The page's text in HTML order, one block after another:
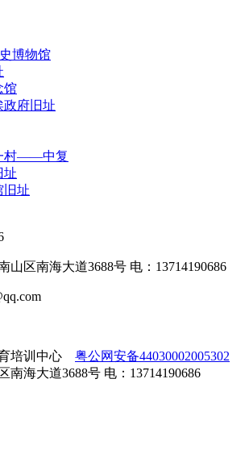
博物馆
馆
政府旧址
村——中复
址
旧址
山区南海大道3688号 电：13714190686
培训中心 粤公网安备44030002005302
南海大道3688号 电：13714190686